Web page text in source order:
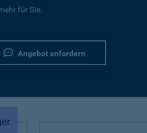
für Sie.
Angebot anfordern